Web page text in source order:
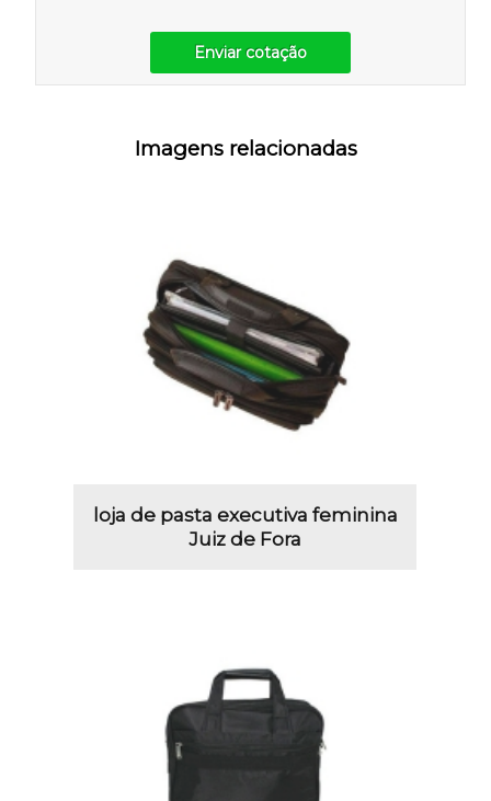
Enviar cotação
Imagens relacionadas
loja de pasta executiva feminina
Juiz de Fora